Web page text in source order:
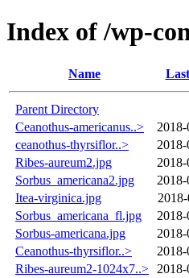
Index of /wp-
Name
Parent Directory
Ceanothus-americanus..>
ceanothus-thyrsiflor..>
2018-
Ribes-aureum2.jpg
Sorbus_americana2.jpg
Itea-virginica.jpg
Sorbus_americana_fl.jpg
Sorbus-americana.jpg
Ceanothus-thyrsiflor..>
Ribes-aureum2-1024x7..>